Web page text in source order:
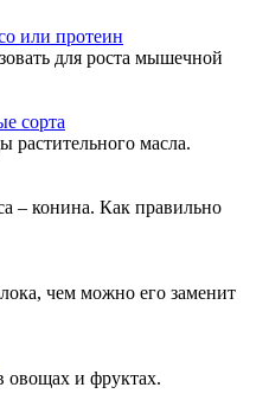
или протеин
для роста мышечной
сорта
растительного масла.
– конина. Как правильно
чем можно его заменит
овощах и фруктах.